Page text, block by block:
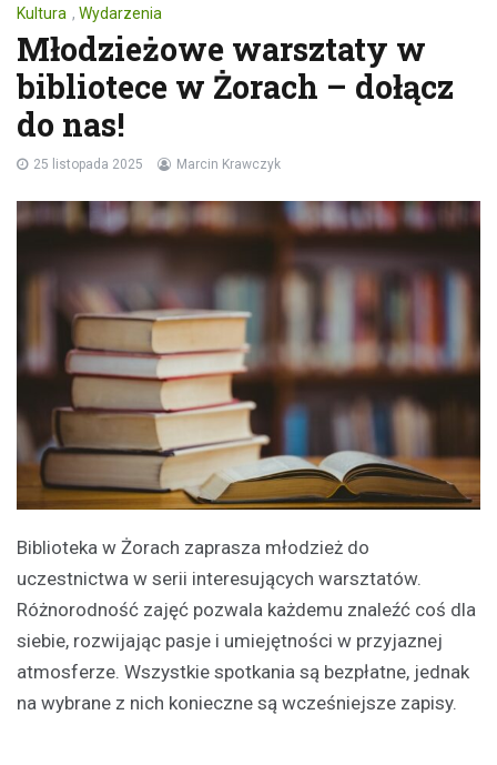
Kultura , Wydarzenia
Młodzieżowe warsztaty w
bibliotece w Żorach – dołącz
do nas!
25 listopada 2025 Marcin Krawczyk
Biblioteka w Żorach zaprasza młodzież do
uczestnictwa w serii interesujących warsztatów.
Różnorodność zajęć pozwala każdemu znaleźć coś dla
siebie, rozwijając pasje i umiejętności w przyjaznej
atmosferze. Wszystkie spotkania są bezpłatne, jednak
na wybrane z nich konieczne są wcześniejsze zapisy.